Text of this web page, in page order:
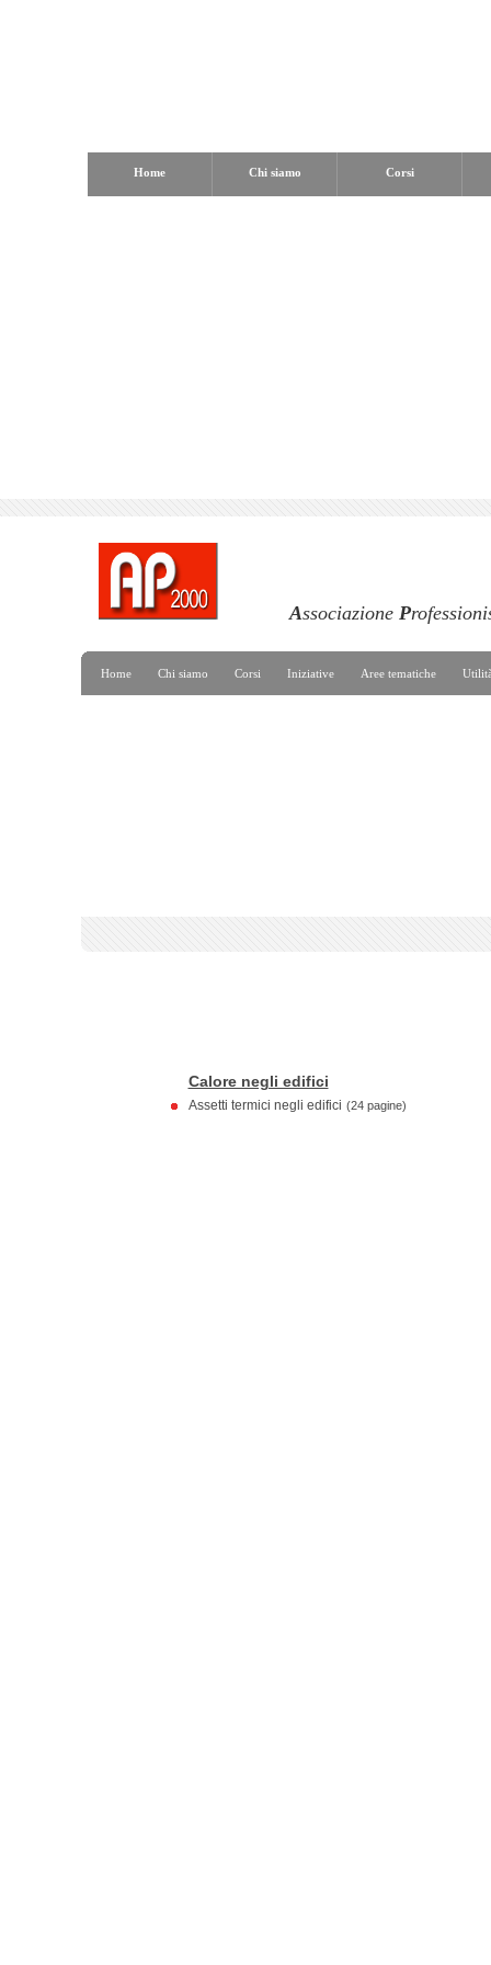
Associazione P
Home Chi siamo Corsi Iniziative Aree tematiche
Home Chi siamo Corsi